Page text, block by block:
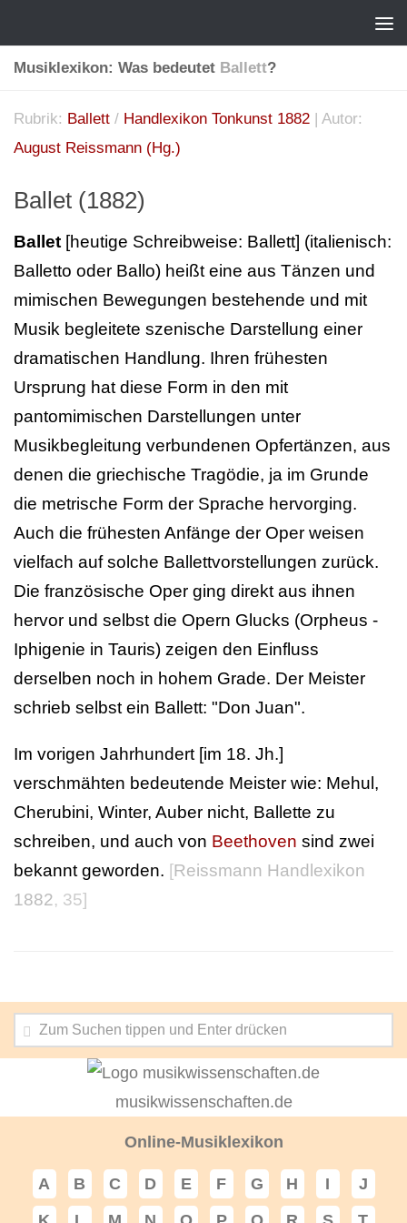
Musiklexikon: Was bedeutet Ballett?
Rubrik: Ballett / Handlexikon Tonkunst 1882 | Autor:
August Reissmann (Hg.)
Ballet (1882)
Ballet [heutige Schreibweise: Ballett] (italienisch:
Balletto oder Ballo) heißt eine aus Tänzen und
mimischen Bewegungen bestehende und mit
Musik begleitete szenische Darstellung einer
dramatischen Handlung. Ihren frühesten
Ursprung hat diese Form in den mit
pantomimischen Darstellungen unter
Musikbegleitung verbundenen Opfertänzen, aus
denen die griechische Tragödie, ja im Grunde
die metrische Form der Sprache hervorging.
Auch die frühesten Anfänge der Oper weisen
vielfach auf solche Ballettvorstellungen zurück.
Die französische Oper ging direkt aus ihnen
hervor und selbst die Opern Glucks (Orpheus -
Iphigenie in Tauris) zeigen den Einfluss
derselben noch in hohem Grade. Der Meister
schrieb selbst ein Ballett: "Don Juan".
Im vorigen Jahrhundert [im 18. Jh.]
verschmähten bedeutende Meister wie: Mehul,
Cherubini, Winter, Auber nicht, Ballette zu
schreiben, und auch von Beethoven sind zwei
bekannt geworden. [Reissmann Handlexikon
1882, 35]
musikwissenschaften.de
Online-Musiklexikon
A B C D E F G H I
J